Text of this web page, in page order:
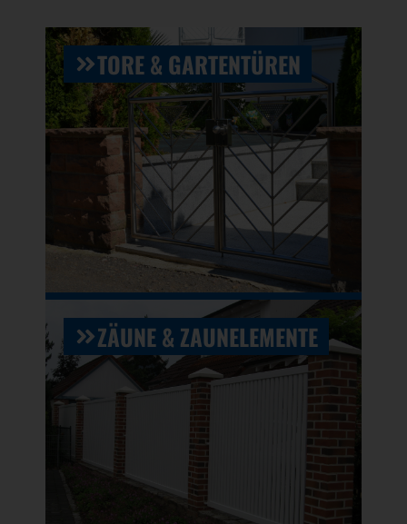
TORE & GARTENTÜREN
ZÄUNE & ZAUNELEMENTE